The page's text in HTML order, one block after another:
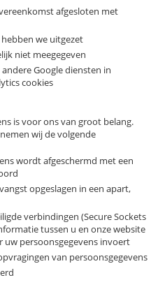
afgesloten met
we uitgezet
niet meegegeven
Google diensten in
cookies
is voor ons van groot belang.
wij de volgende
wordt afgeschermd met een
opgeslagen in een apart,
verbindingen (Secure Sockets
tussen u en onze website
persoonsgegevens invoert
van persoonsgegevens